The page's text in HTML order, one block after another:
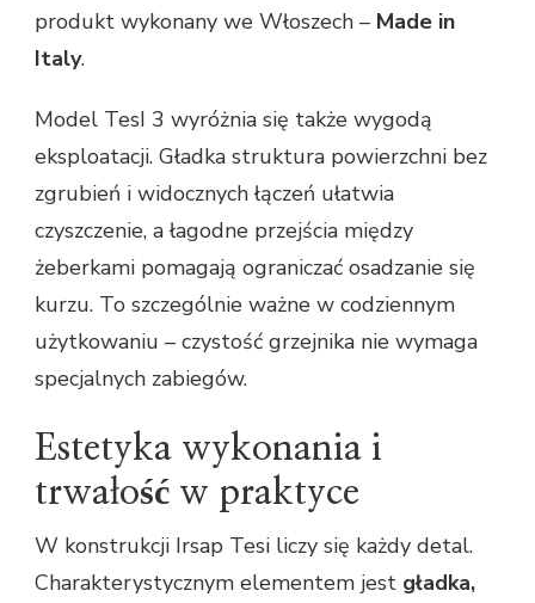
produkt wykonany we Włoszech – Made in
Italy.
Model TesI 3 wyróżnia się także wygodą
eksploatacji. Gładka struktura powierzchni bez
zgrubień i widocznych łączeń ułatwia
czyszczenie, a łagodne przejścia między
żeberkami pomagają ograniczać osadzanie się
kurzu. To szczególnie ważne w codziennym
użytkowaniu – czystość grzejnika nie wymaga
specjalnych zabiegów.
Estetyka wykonania i
trwałość w praktyce
W konstrukcji Irsap Tesi liczy się każdy detal.
Charakterystycznym elementem jest gładka,